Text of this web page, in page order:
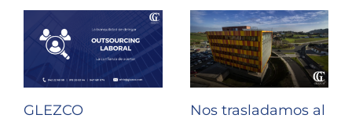
GLEZCO
Nos trasladamos al